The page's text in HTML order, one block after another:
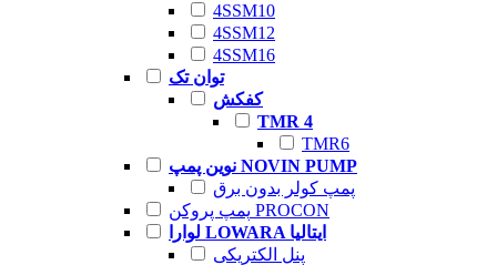
4SSM10
4SSM12
4SSM16
توان تک
کفکش
TMR 4
TMR6
نوین پمپ NOVIN PUMP
پمپ کولر بدون برق
پمپ پروکن PROCON
لوارا LOWARA ایتالیا
پنل الکتریکی